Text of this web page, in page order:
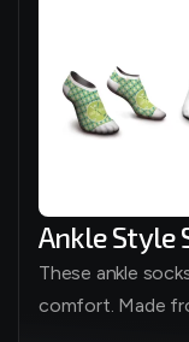
Ankle Style
These ankle
comfort. Made